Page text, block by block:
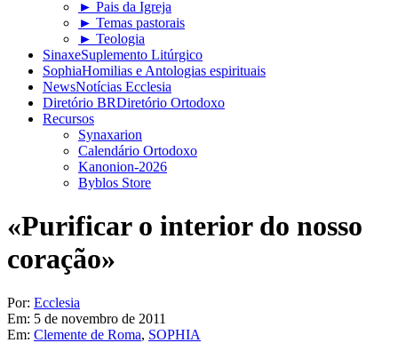
► Pais da Igreja
► Temas pastorais
► Teologia
SinaxeSuplemento Litúrgico
SophiaHomilias e Antologias espirituais
NewsNotícias Ecclesia
Diretório BRDiretório Ortodoxo
Recursos
Synaxarion
Calendário Ortodoxo
Kanonion-2026
Byblos Store
«Purificar o interior do nosso
coração»
Por: Ecclesia
Em: 5 de novembro de 2011
Em: Clemente de Roma, SOPHIA